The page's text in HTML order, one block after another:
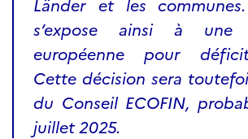
s’expose ainsi à une
européenne pour
Cette décision sera
du Conseil ECOFIN,
juillet 2025.